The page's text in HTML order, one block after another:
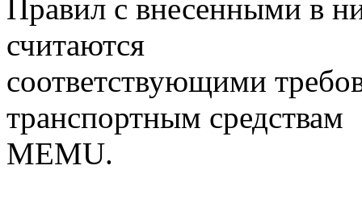
Правил с внесенными в
считаются
соответствующими
транспортным средствам
MEMU.